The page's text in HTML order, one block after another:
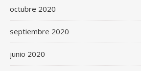
octubre 2020
septiembre 2020
junio 2020